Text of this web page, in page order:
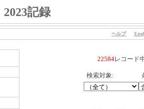
2023記録
ヘルプ
22584レコード
検索対象: